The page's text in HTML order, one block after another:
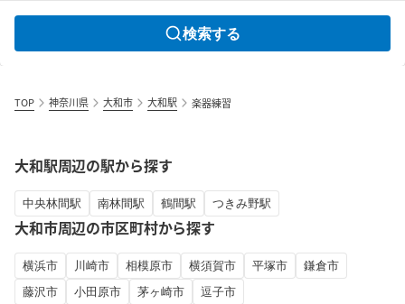
検索する
TOP 神奈川県 大和市 大和駅 楽器練習
大和駅周辺の駅から探す
中央林間駅 南林間駅 鶴間駅 つきみ野駅
大和市周辺の市区町村から探す
横浜市 川崎市 相模原市 横須賀市 平塚市
鎌倉市
藤沢市
小田原市 茅ヶ崎市 逗子市